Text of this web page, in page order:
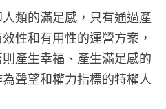
類的滿足感，只有通過產
性和有用性的運營方案，
產生幸福、產生滿足感的
聲望和權力指標的特權人